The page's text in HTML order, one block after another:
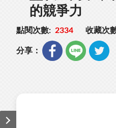
的競爭力
點閱次數: 2334 收藏次
分享：